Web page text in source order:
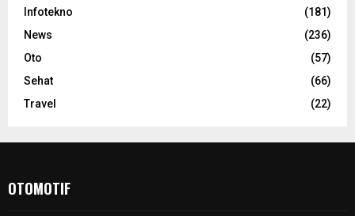
Infotekno
(181)
News
(236)
Oto
(57)
Sehat
(66)
Travel
(22)
OTOMOTIF